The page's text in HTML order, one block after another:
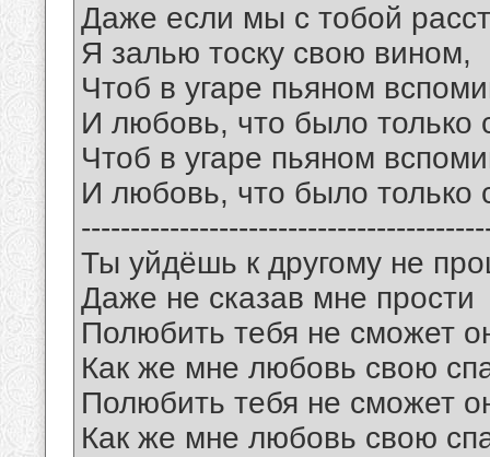
Даже если мы с тобой
Я залью тоску свою вином,
Чтоб в угаре пьяном
И любовь, что было только
Чтоб в угаре пьяном
И любовь, что было только
Ты уйдёшь к другому не
Даже не сказав мне прости
Полюбить тебя не сможет
Как же мне любовь свою
Полюбить тебя не сможет
Как же мне любовь свою